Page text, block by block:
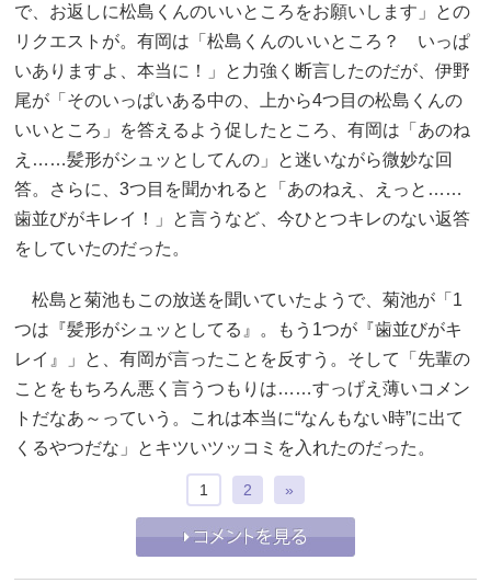
で、お返しに松島くんのいいところをお願いします」との
リクエストが。有岡は「松島くんのいいところ？ いっぱ
いありますよ、本当に！」と力強く断言したのだが、伊野
尾が「そのいっぱいある中の、上から4つ目の松島くんの
いいところ」を答えるよう促したところ、有岡は「あのね
え……髪形がシュッとしてんの」と迷いながら微妙な回
答。さらに、3つ目を聞かれると「あのねえ、えっと……
歯並びがキレイ！」と言うなど、今ひとつキレのない返答
をしていたのだった。
松島と菊池もこの放送を聞いていたようで、菊池が「1
つは『髪形がシュッとしてる』。もう1つが『歯並びがキ
レイ』」と、有岡が言ったことを反すう。そして「先輩の
ことをもちろん悪く言うつもりは……すっげえ薄いコメン
トだなあ～っていう。これは本当に“なんもない時”に出て
くるやつだな」とキツいツッコミを入れたのだった。
1 2 »